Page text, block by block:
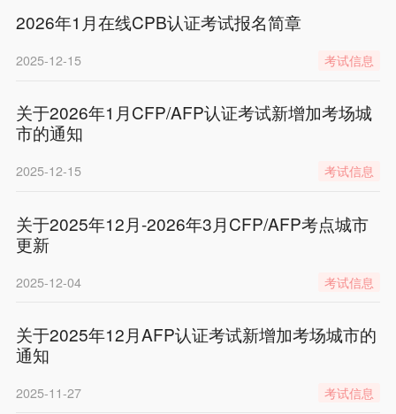
2026年1月在线CPB认证考试报名简章
2025-12-15 考试信息
关于2026年1月CFP/AFP认证考试新增加考场城
市的通知
2025-12-15 考试信息
关于2025年12月-2026年3月CFP/AFP考点城市
更新
2025-12-04 考试信息
关于2025年12月AFP认证考试新增加考场城市的
通知
2025-11-27 考试信息